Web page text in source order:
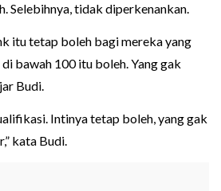
Selebihnya, tidak diperkenankan.
itu tetap boleh bagi mereka yang
bawah 100 itu boleh. Yang gak
Budi.
Intinya tetap boleh, yang gak
kata Budi.